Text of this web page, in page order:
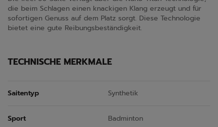
die beim Schlagen einen knackigen Klang erzeugt und für
sofortigen Genuss auf dem Platz sorgt. Diese Technologie
bietet eine gute Reibungsbeständigkeit.
TECHNISCHE MERKMALE
Saitentyp Synthetik
Sport Badminton